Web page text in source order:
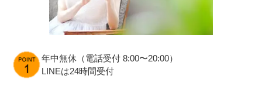
年中無休（電話受付 8:00〜20:00）
LINEは24時間受付